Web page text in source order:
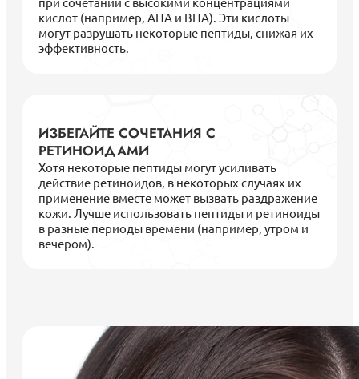
кислот (например, AHA и BHA). Эти кислоты
могут разрушать некоторые пептиды, снижая их
эффективность.
ИЗБЕГАЙТЕ СОЧЕТАНИЯ С
РЕТИНОИДАМИ
Хотя некоторые пептиды могут усиливать
действие ретиноидов, в некоторых случаях их
применение вместе может вызвать раздражение
кожи. Лучше использовать пептиды и ретиноиды
в разные периоды времени (например, утром и
вечером).